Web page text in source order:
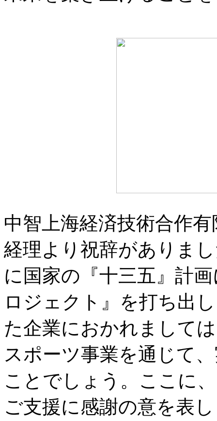
中智上海経済技術合作
経理より祝辞がありま
に国家の『十三五』計
ロジェクト』を打ち出
た企業におかれまして
スポーツ事業を通じて
ことでしょう。ここに
ご支援に感謝の意を表